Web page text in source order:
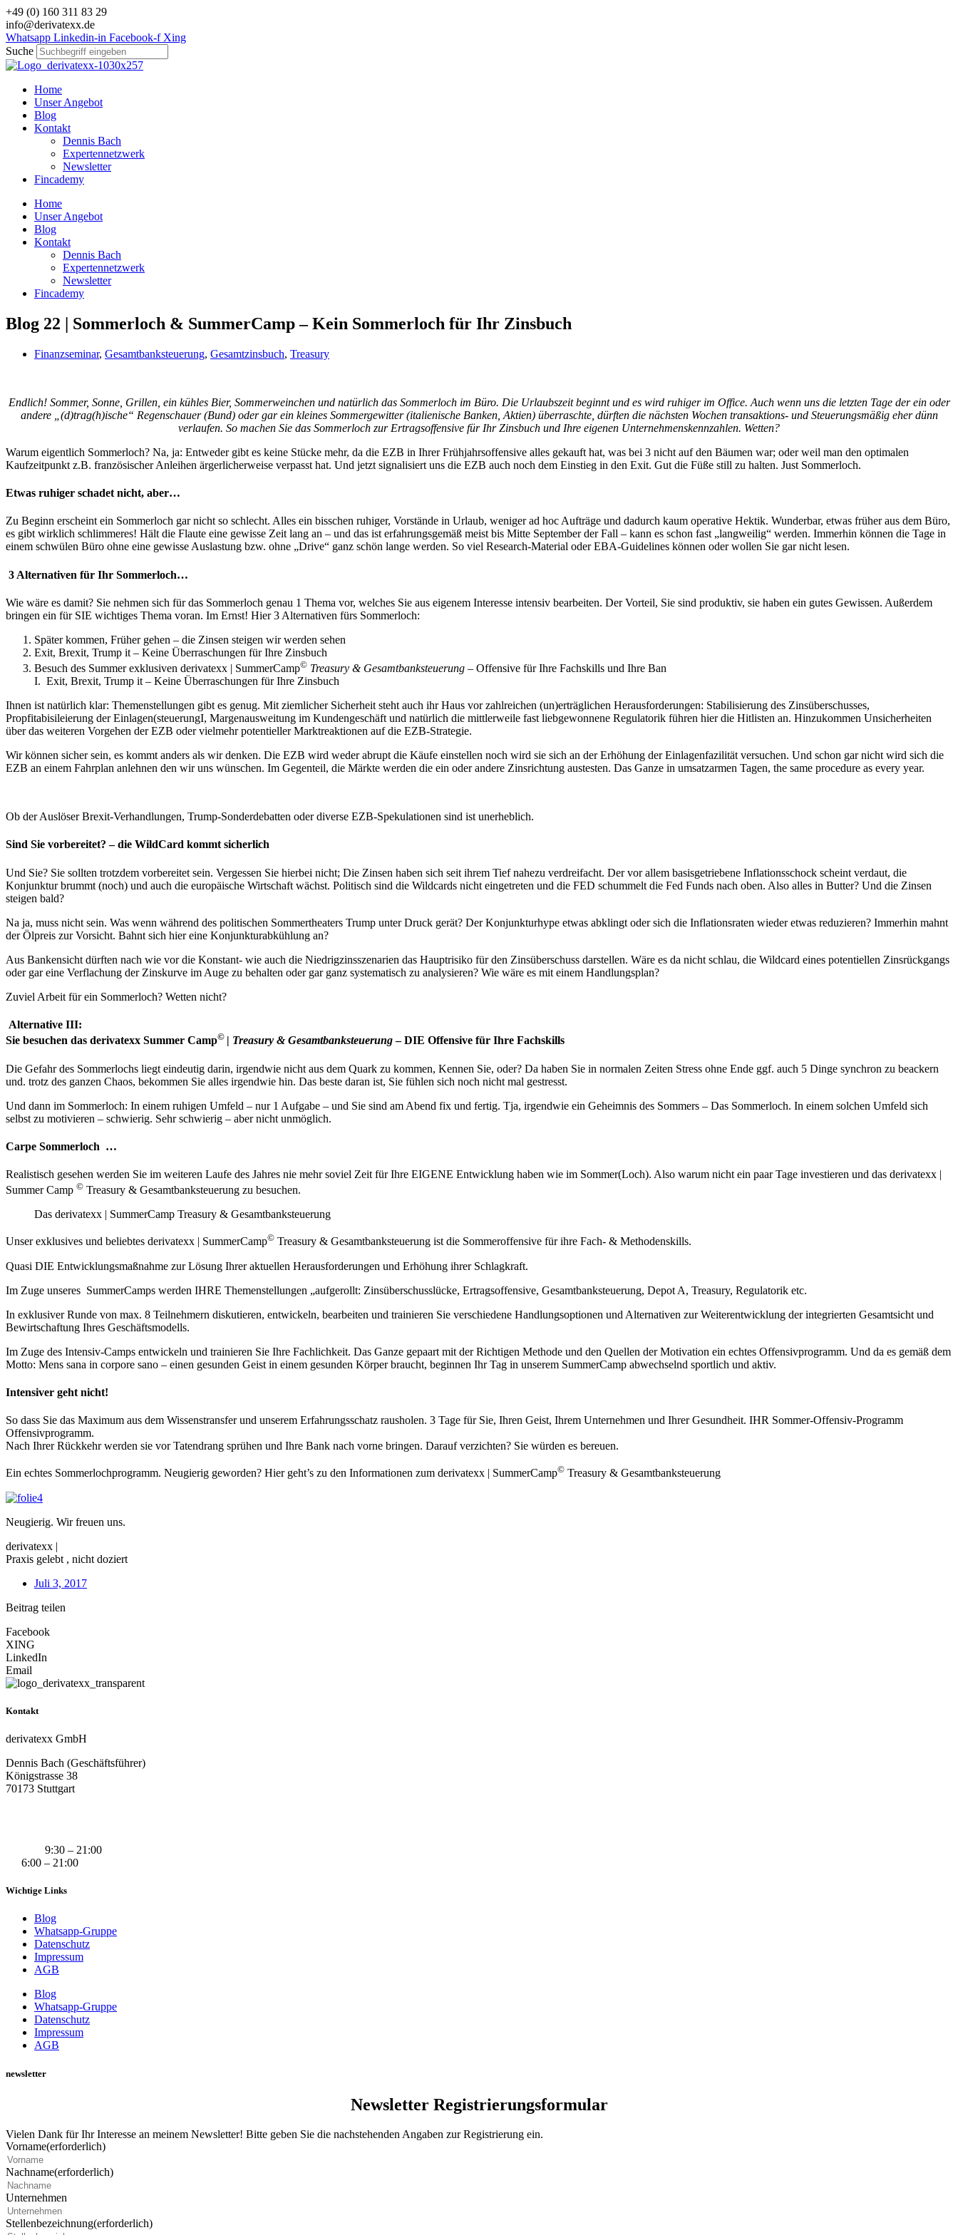
Zum
Inhalt
wechseln
+49 (0) 160 311 83 29
info@derivatexx.de
Whatsapp Linkedin-in Facebook-f Xing
Suche
Home
Unser Angebot
Blog
Kontakt
Dennis Bach
Expertennetzwerk
Newsletter
Fincademy
Home
Unser Angebot
Blog
Kontakt
Dennis Bach
Expertennetzwerk
Newsletter
Fincademy
Blog 22 | Sommerloch & SummerCamp – Kein Sommerloch für Ihr Zinsbuch
Finanzseminar, Gesamtbanksteuerung, Gesamtzinsbuch, Treasury
Endlich! Sommer, Sonne, Grillen, ein kühles Bier, Sommerweinchen und natürlich das Sommerloch im Büro. Die Urlaubszeit beginnt und es wird ruhiger im Office. Auch wenn uns die letzten Tage der ein oder
andere „(d)trag(h)ische“ Regenschauer (Bund) oder gar ein kleines Sommergewitter (italienische Banken, Aktien) überraschte, dürften die nächsten Wochen transaktions- und Steuerungsmäßig eher dünn
verlaufen. So machen Sie das Sommerloch zur Ertragsoffensive für Ihr Zinsbuch und Ihre eigenen Unternehmenskennzahlen. Wetten?
Warum eigentlich Sommerloch? Na, ja: Entweder gibt es keine Stücke mehr, da die EZB in Ihrer Frühjahrsoffensive alles gekauft hat, was bei 3 nicht auf den Bäumen war; oder weil man den optimalen
Kaufzeitpunkt z.B. französischer Anleihen ärgerlicherweise verpasst hat. Und jetzt signalisiert uns die EZB auch noch dem Einstieg in den Exit. Gut die Füße still zu halten. Just Sommerloch.
Etwas ruhiger schadet nicht, aber…
Zu Beginn erscheint ein Sommerloch gar nicht so schlecht. Alles ein bisschen ruhiger, Vorstände in Urlaub, weniger ad hoc Aufträge und dadurch kaum operative Hektik. Wunderbar, etwas früher aus dem Büro,
es gibt wirklich schlimmeres! Hält die Flaute eine gewisse Zeit lang an – und das ist erfahrungsgemäß meist bis Mitte September der Fall – kann es schon fast „langweilig“ werden. Immerhin können die Tage in
einem schwülen Büro ohne eine gewisse Auslastung bzw. ohne „Drive“ ganz schön lange werden. So viel Research-Material oder EBA-Guidelines können oder wollen Sie gar nicht lesen.
3 Alternativen für Ihr Sommerloch…
Wie wäre es damit? Sie nehmen sich für das Sommerloch genau 1 Thema vor, welches Sie aus eigenem Interesse intensiv bearbeiten. Der Vorteil, Sie sind produktiv, sie haben ein gutes Gewissen. Außerdem
bringen ein für SIE wichtiges Thema voran. Im Ernst! Hier 3 Alternativen fürs Sommerloch:
Später kommen, Früher gehen – die Zinsen steigen wir werden sehen
Exit, Brexit, Trump it – Keine Überraschungen für Ihre Zinsbuch
Besuch des Summer exklusiven derivatexx | SummerCamp© Treasury & Gesamtbanksteuerung – Offensive für Ihre Fachskills und Ihre Ban
I. Exit, Brexit, Trump it – Keine Überraschungen für Ihre Zinsbuch
Ihnen ist natürlich klar: Themenstellungen gibt es genug. Mit ziemlicher Sicherheit steht auch ihr Haus vor zahlreichen (un)erträglichen Herausforderungen: Stabilisierung des Zinsüberschusses,
Propfitabisileierung der Einlagen(steuerungI, Margenausweitung im Kundengeschäft und natürlich die mittlerweile fast liebgewonnene Regulatorik führen hier die Hitlisten an. Hinzukommen Unsicherheiten
über das weiteren Vorgehen der EZB oder vielmehr potentieller Marktreaktionen auf die EZB-Strategie.
Wir können sicher sein, es kommt anders als wir denken. Die EZB wird weder abrupt die Käufe einstellen noch wird sie sich an der Erhöhung der Einlagenfazilität versuchen. Und schon gar nicht wird sich die
EZB an einem Fahrplan anlehnen den wir uns wünschen. Im Gegenteil, die Märkte werden die ein oder andere Zinsrichtung austesten. Das Ganze in umsatzarmen Tagen, the same procedure as every year.
Ob der Auslöser Brexit-Verhandlungen, Trump-Sonderdebatten oder diverse EZB-Spekulationen sind ist unerheblich.
Sind Sie vorbereitet? – die WildCard kommt sicherlich
Und Sie? Sie sollten trotzdem vorbereitet sein. Vergessen Sie hierbei nicht; Die Zinsen haben sich seit ihrem Tief nahezu verdreifacht. Der vor allem basisgetriebene Inflationsschock scheint verdaut, die
Konjunktur brummt (noch) und auch die europäische Wirtschaft wächst. Politisch sind die Wildcards nicht eingetreten und die FED schummelt die Fed Funds nach oben. Also alles in Butter? Und die Zinsen
steigen bald?
Na ja, muss nicht sein. Was wenn während des politischen Sommertheaters Trump unter Druck gerät? Der Konjunkturhype etwas abklingt oder sich die Inflationsraten wieder etwas reduzieren? Immerhin mahnt
der Ölpreis zur Vorsicht. Bahnt sich hier eine Konjunkturabkühlung an?
Aus Bankensicht dürften nach wie vor die Konstant- wie auch die Niedrigzinsszenarien das Hauptrisiko für den Zinsüberschuss darstellen. Wäre es da nicht schlau, die Wildcard eines potentiellen Zinsrückgangs
oder gar eine Verflachung der Zinskurve im Auge zu behalten oder gar ganz systematisch zu analysieren? Wie wäre es mit einem Handlungsplan?
Zuviel Arbeit für ein Sommerloch? Wetten nicht?
Alternative III:
Sie besuchen das derivatexx Summer Camp© | Treasury & Gesamtbanksteuerung– DIE Offensive für Ihre Fachskills
Die Gefahr des Sommerlochs liegt eindeutig darin, irgendwie nicht aus dem Quark zu kommen, Kennen Sie, oder? Da haben Sie in normalen Zeiten Stress ohne Ende ggf. auch 5 Dinge synchron zu beackern
und. trotz des ganzen Chaos, bekommen Sie alles irgendwie hin. Das beste daran ist, Sie fühlen sich noch nicht mal gestresst.
Und dann im Sommerloch: In einem ruhigen Umfeld – nur 1 Aufgabe – und Sie sind am Abend fix und fertig. Tja, irgendwie ein Geheimnis des Sommers – Das Sommerloch. In einem solchen Umfeld sich
selbst zu motivieren – schwierig. Sehr schwierig – aber nicht unmöglich.
Carpe Sommerloch …
Realistisch gesehen werden Sie im weiteren Laufe des Jahres nie mehr soviel Zeit für Ihre EIGENE Entwicklung haben wie im Sommer(Loch). Also warum nicht ein paar Tage investieren und das derivatexx |
Summer Camp © Treasury & Gesamtbanksteuerung zu besuchen.
Das derivatexx | SummerCamp Treasury & Gesamtbanksteuerung
Unser exklusives und beliebtes derivatexx | SummerCamp© Treasury & Gesamtbanksteuerung ist die Sommeroffensive für ihre Fach- & Methodenskills.
Quasi DIE Entwicklungsmaßnahme zur Lösung Ihrer aktuellen Herausforderungen und Erhöhung ihrer Schlagkraft.
Im Zuge unseres SummerCamps werden IHRE Themenstellungen „aufgerollt: Zinsüberschusslücke, Ertragsoffensive, Gesamtbanksteuerung, Depot A, Treasury, Regulatorik etc.
In exklusiver Runde von max. 8 Teilnehmern diskutieren, entwickeln, bearbeiten und trainieren Sie verschiedene Handlungsoptionen und Alternativen zur Weiterentwicklung der integrierten Gesamtsicht und
Bewirtschaftung Ihres Geschäftsmodells.
Im Zuge des Intensiv-Camps entwickeln und trainieren Sie Ihre Fachlichkeit. Das Ganze gepaart mit der Richtigen Methode und den Quellen der Motivation ein echtes Offensivprogramm. Und da es gemäß dem
Motto: Mens sana in corpore sano – einen gesunden Geist in einem gesunden Körper braucht, beginnen Ihr Tag in unserem SummerCamp abwechselnd sportlich und aktiv.
Intensiver geht nicht!
So dass Sie das Maximum aus dem Wissenstransfer und unserem Erfahrungsschatz rausholen. 3 Tage für Sie, Ihren Geist, Ihrem Unternehmen und Ihrer Gesundheit. IHR Sommer-Offensiv-Programm
Offensivprogramm.
Nach Ihrer Rückkehr werden sie vor Tatendrang sprühen und Ihre Bank nach vorne bringen. Darauf verzichten? Sie würden es bereuen.
Ein echtes Sommerlochprogramm. Neugierig geworden? Hier geht’s zu den Informationen zum derivatexx | SummerCamp© Treasury & Gesamtbanksteuerung
Neugierig. Wir freuen uns.
derivatexx |
Praxis gelebt , nicht doziert
Juli 3, 2017
Beitrag teilen
Facebook
XING
LinkedIn
Email
Kontakt
derivatexx GmbH
Dennis Bach (Geschäftsführer)
Königstrasse 38
70173 Stuttgart
9:30 – 21:00
6:00 – 21:00
Wichtige Links
Blog
Whatsapp-Gruppe
Datenschutz
Impressum
AGB
Blog
Whatsapp-Gruppe
Datenschutz
Impressum
AGB
newsletter
Newsletter Registrierungsformular
Vielen Dank für Ihr Interesse an meinem Newsletter! Bitte geben Sie die nachstehenden Angaben zur Registrierung ein.
Vorname(erforderlich)
Nachname(erforderlich)
Unternehmen
Stellenbezeichnung(erforderlich)